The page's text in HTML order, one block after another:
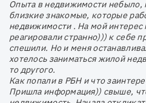
Опыта в недвижимости небыло,
близкие знакомые, которые
недвижимости . На мой интерес
реагировали странно))) к себе
спешили. Но и меня
хотелось заниматься жилой
то другого.
Как попали в РБН и что
Пришла информация)) свыше,